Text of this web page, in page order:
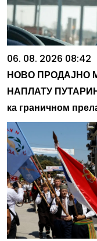
06. 08. 2026 08:42
НОВО ПРОДАЈНО
НАПЛАТУ
ка граничном